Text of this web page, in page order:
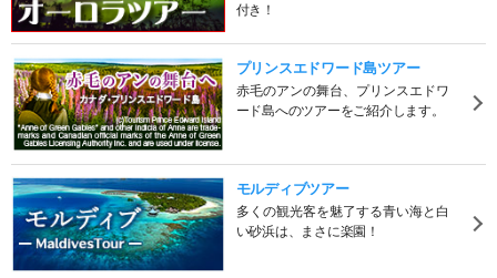
付き！
プリンスエドワード島ツアー
赤毛のアンの舞台、プリンスエドワ
ード島へのツアーをご紹介します。
モルディブツアー
多くの観光客を魅了する青い海と白
い砂浜は、まさに楽園！